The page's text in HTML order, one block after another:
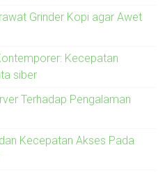
Grinder Kopi agar Awet
Kecepatan
siber
Terhadap Pengalaman
Kecepatan Akses Pada